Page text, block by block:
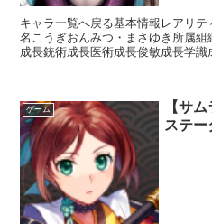
キャラ一覧へ戻る基本情報レアリ
名こうぎおんみつ・まさゆき所属
成長銃術成長医術成長俊敏成長学
ゲーム
【サ
ステー